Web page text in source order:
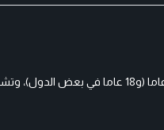
تشمل هذه القيود تقييد الوصول إلى المحتوى لحسابات المراهقين الذين